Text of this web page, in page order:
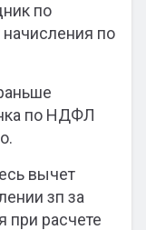
по
по
по НДФЛ
вычет
зп за
при расчете